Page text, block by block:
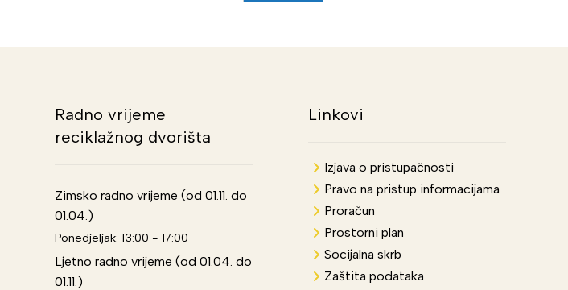
Radno vrijeme
reciklažnog dvorišta
Zimsko radno vrijeme (od 01.11. do
01.04.)
Ponedjeljak: 13:00 - 17:00
Ljetno radno vrijeme (od 01.04. do
01.11.)
Linkovi
Izjava o pristupačnosti
Pravo na pristup informacijama
Proračun
Prostorni plan
Socijalna skrb
Zaštita podataka